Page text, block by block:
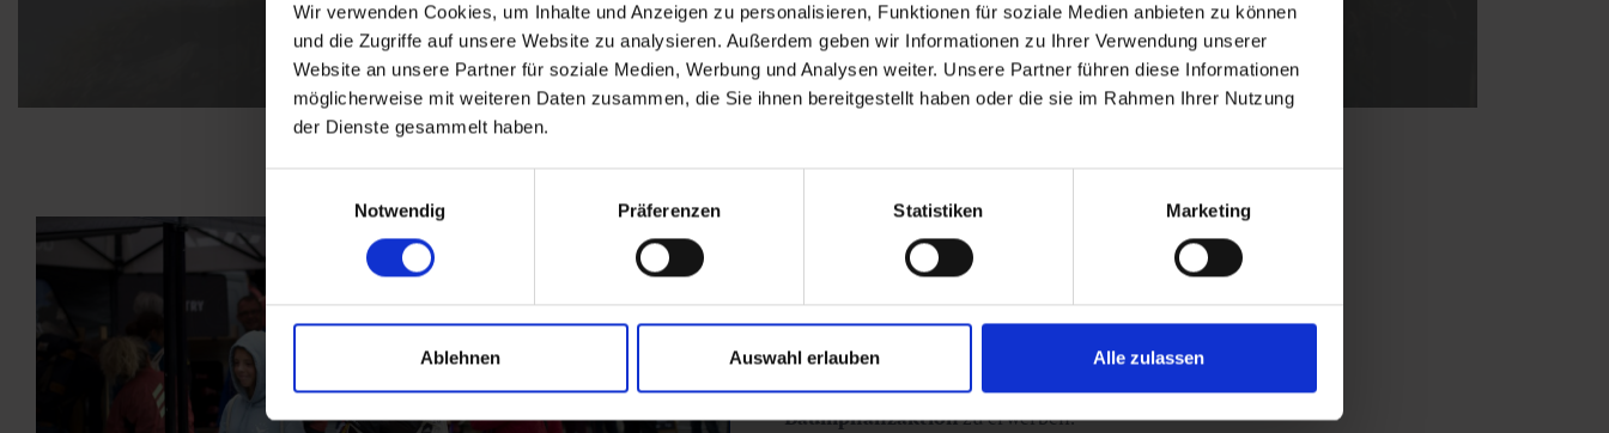
Wir verwenden Cookies, um Inhalte und Anzeigen zu personalisieren, Funktionen für soziale Medien anbieten zu können
und die Zugriffe auf unsere Website zu analysieren. Außerdem geben wir Informationen zu Ihrer Verwendung unserer
Website an unsere Partner für soziale Medien, Werbung und Analysen weiter. Unsere Partner führen diese Informationen
möglicherweise mit weiteren Daten zusammen, die Sie ihnen bereitgestellt haben oder die sie im Rahmen Ihrer Nutzung
der Dienste gesammelt haben.
Notwendig
Präferenzen Statistiken Marketing
Ablehnen Auswahl erlauben Alle zulassen
Expo Area
Im Start- und Zielbereich in derAlpenarenagibt es eineExpo
Areamit den Produkten von adidas und Co. Zusätzlich gibt es
auch die Möglichkeit einen Baumsetzling für die große
Baumpflanzaktionzu erwerben.